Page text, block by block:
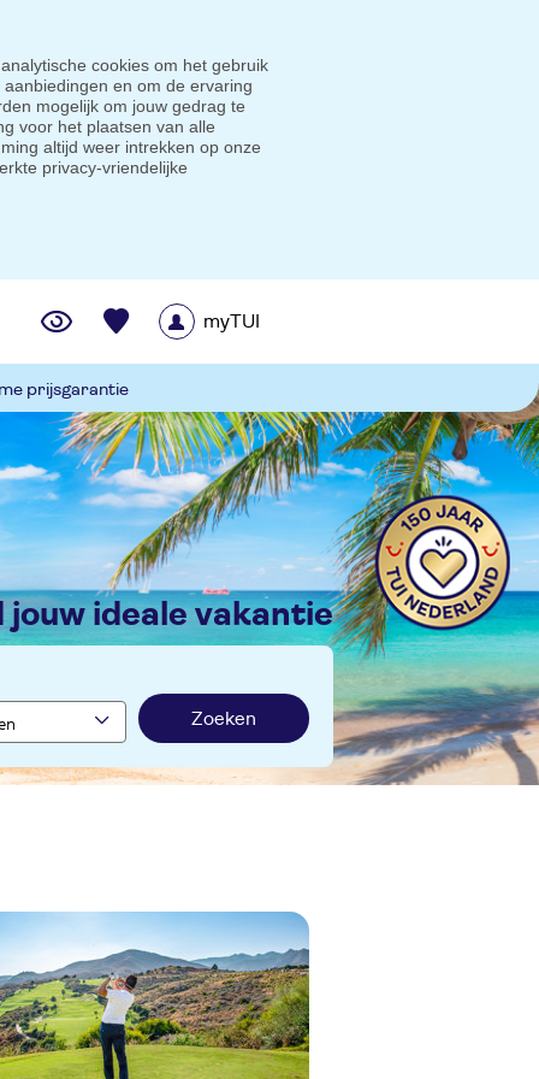
cookies om het gebruik
en om de ervaring
mogelijk om jouw gedrag te
voor het plaatsen van alle
altijd weer intrekken op onze
privacy-vriendelijke
myTUI
prijsgarantie
jouw ideale vakantie
Zoeken